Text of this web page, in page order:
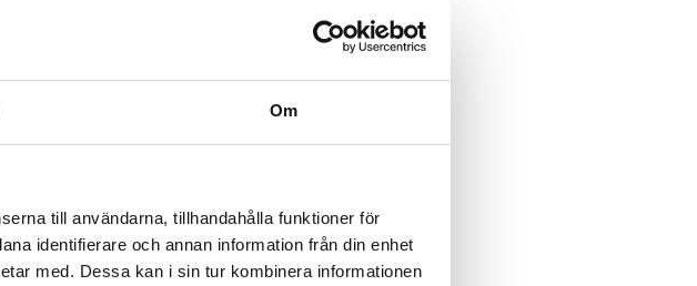
Om
till användarna, tillhandahålla funktioner för
identifierare och annan information från din enhet
med. Dessa kan i sin tur kombinera informationen